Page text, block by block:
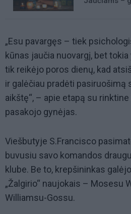
„Esu pavargęs – tiek
kūnas jaučia nuovargį, bet
tik reikėjo poros dienų, kad
ir galėčiau pradėti pasiruošimą
aikštę“, – apie etapą su
pasakojo gynėjas.
Viešbutyje S.Francisco
buvusiu savo komandos
klube. Be to, krepšininkas
„Žalgirio“ naujokais – Mosesu
Williamsu-Gossu.